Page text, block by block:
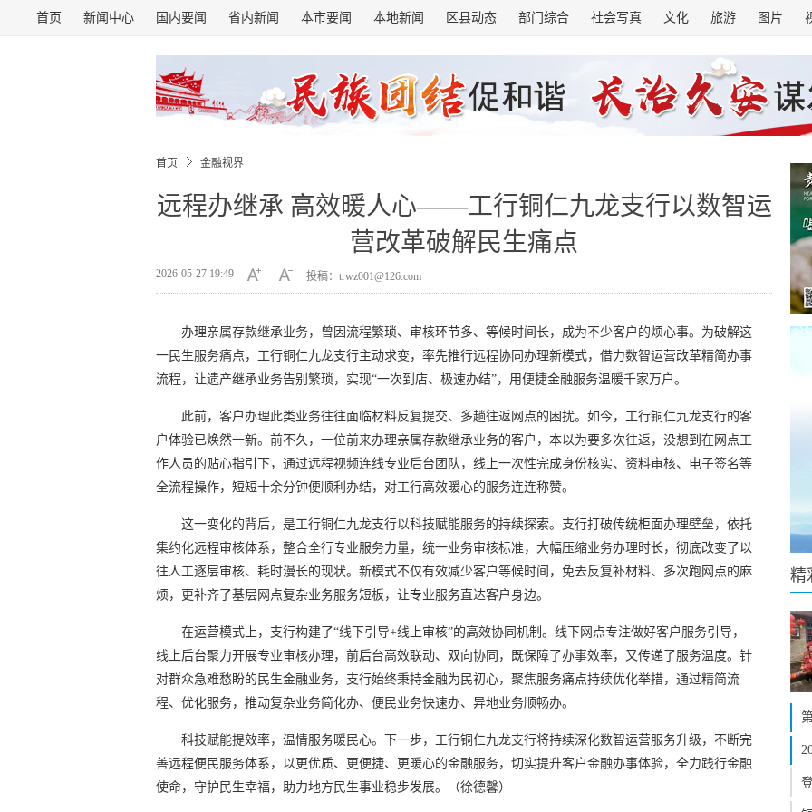
首页 新闻中心 国内要闻 省内新闻 本市要闻 本地新闻 区县动态 部门综合 社会写真 文化 旅游 图片
首页 金融视界
远程办继承 高效暖人心——工行铜仁九龙支行以数智运
营改革破解民生痛点
2026-05-27 19:49 投稿：trwz001@126.com
办理亲属存款继承业务，曾因流程繁琐、审核环节多、等候时间长，成为不少客户的烦心事。为破解这
一民生服务痛点，工行铜仁九龙支行主动求变，率先推行远程协同办理新模式，借力数智运营改革精简办事
流程，让遗产继承业务告别繁琐，实现“一次到店、极速办结”，用便捷金融服务温暖千家万户。
此前，客户办理此类业务往往面临材料反复提交、多趟往返网点的困扰。如今，工行铜仁九龙支行的客
户体验已焕然一新。前不久，一位前来办理亲属存款继承业务的客户，本以为要多次往返，没想到在网点工
作人员的贴心指引下，通过远程视频连线专业后台团队，线上一次性完成身份核实、资料审核、电子签名等
全流程操作，短短十余分钟便顺利办结，对工行高效暖心的服务连连称赞。
这一变化的背后，是工行铜仁九龙支行以科技赋能服务的持续探索。支行打破传统柜面办理壁垒，依托
集约化远程审核体系，整合全行专业服务力量，统一业务审核标准，大幅压缩业务办理时长，彻底改变了以
往人工逐层审核、耗时漫长的现状。新模式不仅有效减少客户等候时间，免去反复补材料、多次跑网点的麻
烦，更补齐了基层网点复杂业务服务短板，让专业服务直达客户身边。
在运营模式上，支行构建了“线下引导+线上审核”的高效协同机制。线下网点专注做好客户服务引导，
线上后台聚力开展专业审核办理，前后台高效联动、双向协同，既保障了办事效率，又传递了服务温度。针
对群众急难愁盼的民生金融业务，支行始终秉持金融为民初心，聚焦服务痛点持续优化举措，通过精简流
程、优化服务，推动复杂业务简化办、便民业务快速办、异地业务顺畅办。
科技赋能提效率，温情服务暖民心。下一步，工行铜仁九龙支行将持续深化数智运营服务升级，不断完
善远程便民服务体系，以更优质、更便捷、更暖心的金融服务，切实提升客户金融办事体验，全力践行金融
使命，守护民生幸福，助力地方民生事业稳步发展。（徐德馨）
精